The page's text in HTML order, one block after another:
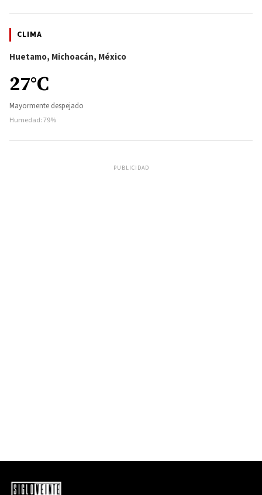
CLIMA
Huetamo, Michoacán, México
27°C
Mayormente despejado
Humedad: 79%
PUBLICIDAD